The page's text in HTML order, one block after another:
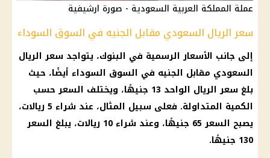
عملة المملكة العربية السعودية - صورة ارشيفية
سعر الريال السعودي مقابل الجنيه في السوق السوداء
إلى جانب الأسعار الرسمية في البنوك، يتواجد سعر الريال
السعودي مقابل الجنيه في السوق السوداء أيضًا، حيث
بلغ سعر الريال الواحد 13 جنيهًا، ويختلف السعر حسب
الكمية المتداولة. فعلى سبيل المثال، عند شراء 5 ريالات،
يصبح السعر 65 جنيهًا، وعند شراء 10 ريالات، يبلغ السعر
130 جنيهًا.